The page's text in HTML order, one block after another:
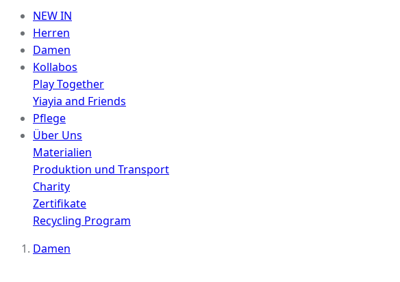
NEW IN
Herren
Damen
Kollabos
Play Together
Yiayia and Friends
Pflege
Über Uns
Materialien
Produktion und Transport
Charity
Zertifikate
Recycling Program
Damen